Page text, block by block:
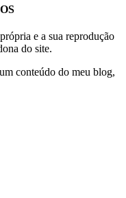
e a sua reprodução
do site.
conteúdo do meu blog,